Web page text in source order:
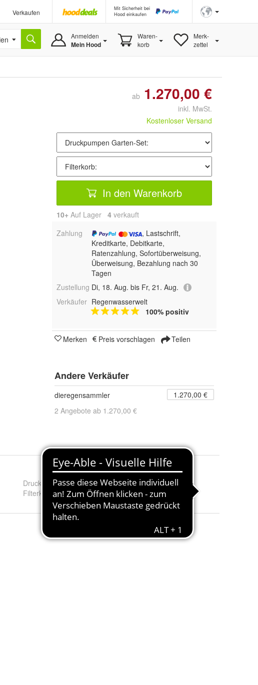
Verkaufen
Mit Sicherheit bei
Hood einkaufen
Anmelden
Mein Hood
Waren-
korb
Merk-
zettel
ab 1.270,00 €
inkl. MwSt.
Kostenloser Versand
In den Warenkorb
10+ Auf Lager 4 verkauft
Zahlung
, Lastschrift,
Kreditkarte, Debitkarte,
Ratenzahlung, Sofortüberweisung,
Überweisung, Bezahlung nach 30
Tagen
Zustellung Di, 18. Aug. bis Fr, 21. Aug.
Verkäufer Regenwasserwelt
100% positiv
Merken Preis vorschlagen Teilen
Andere Verkäufer
dieregensammler
1.270,00 €
2 Angebote ab 1.270,00 €
Druckpumpen Garten-Set:
ohne Druckpumpe und mit Garten-Set Light
Filterkorb: ohne Filterkorb und mit Filterkorb